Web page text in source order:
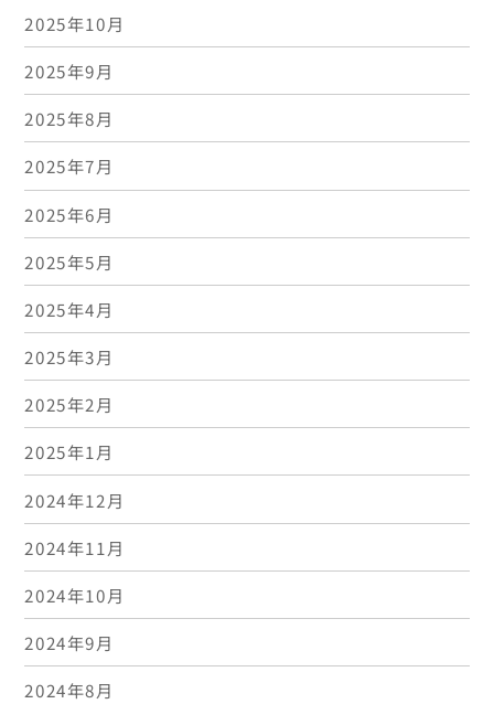
2025年10月
2025年9月
2025年8月
2025年7月
2025年6月
2025年5月
2025年4月
2025年3月
2025年2月
2025年1月
2024年12月
2024年11月
2024年10月
2024年9月
2024年8月